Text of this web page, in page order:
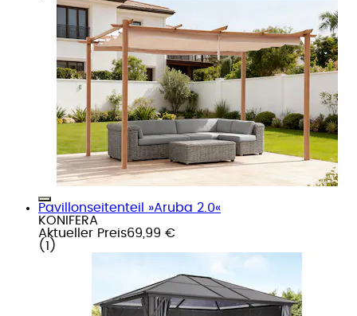
Pavillonseitenteil »Aruba 2.0«
KONIFERA
Aktueller Preis69,99 €
( 1 )